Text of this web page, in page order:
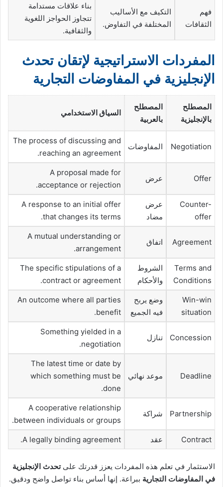
فهم
الثقافات
التكيف مع الأساليب
المختلفة في التفاوض.
بناء علاقات مستدامة
تتجاوز الحواجز اللغوية
والثقافية.
المفردات الاستراتيجية لإتقان تحدث
الإنجليزية في المفاوضات التجارية
المصطلح
بالإنجليزية
المصطلح
بالعربية
السياق الاستخدامي
Negotiation المفاوضات
The process of discussing and
reaching an agreement.
Offer عرض
A proposal made for
acceptance or rejection.
Counter-
offer
عرض
مضاد
A response to an initial offer
that changes its terms.
Agreement اتفاق
A mutual understanding or
arrangement.
Terms and
Conditions
الشروط
والأحكام
The specific stipulations of a
contract or agreement.
Win-win
situation
وضع يربح
فيه الجميع
An outcome where all parties
benefit.
Concession تنازل
Something yielded in a
negotiation.
Deadline موعد نهائي
The latest time or date by
which something must be
done.
Partnership شراكة
A cooperative relationship
between individuals or groups.
Contract عقد A legally binding agreement.
الاستثمار في تعلم هذه المفردات يعزز قدرتك علىتحدث الإنجليزية
في المفاوضات التجارية ببراعة. إنها أساس بناء تواصل واضح ودقيق.